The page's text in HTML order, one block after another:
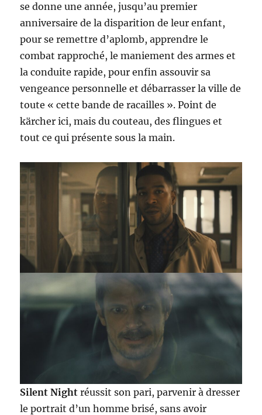
se donne une année, jusqu’au premier
anniversaire de la disparition de leur enfant,
pour se remettre d’aplomb, apprendre le
combat rapproché, le maniement des armes et
la conduite rapide, pour enfin assouvir sa
vengeance personnelle et débarrasser la ville de
toute « cette bande de racailles ». Point de
kärcher ici, mais du couteau, des flingues et
tout ce qui présente sous la main.
Silent Night réussit son pari, parvenir à dresser
le portrait d’un homme brisé, sans avoir